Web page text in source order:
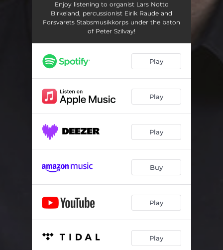
Cantus VII, Op. 132: II. 05:43
Cantus VII, Op. 132: III. 03:25
Cantus IX, Op. 133: II. (Toccata) 07:18
Cantus IX, Op. 133: III. (Epilogue) 02:37
Crux Ave, Orgelpartita No. 7 "Variationen über Jerusalem, du hochgebaute Stadt" : I. 01:24
Crux Ave, Orgelpartita No. 7 "Variationen über Jerusalem, du hochgebaute Stadt" : II. 02:29
Crux Ave, Orgelpartita No. 7 "Variationen über Jerusalem, du hochgebaute Stadt" : III. 03:30
Crux Ave, Orgelpartita No. 7 "Variationen über Jerusalem, du hochgebaute Stadt" : IV.
Crux Ave, Orgelpartita No. 7 "Variationen über Jerusalem, du hochgebaute Stadt" : V. 04:01
Crux Ave, Orgelpartita No. 7 "Variationen über Jerusalem, du hochgebaute Stadt" : VI. 04:09
Den vakreste rosen: Interludium 02:31
Enjoy listening to organist Lars Notto
Birkeland, percussionist Eirik Raude and
Forsvarets Stabsmusikkorps under the baton
of Peter Szilvay!
Play
Play
Play
Buy
Play
Play